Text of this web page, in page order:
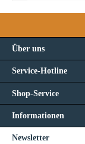
Über uns
Service-Hotline
Shop-Service
Informationen
Newsletter